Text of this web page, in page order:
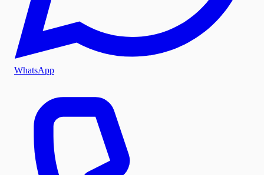
WhatsApp